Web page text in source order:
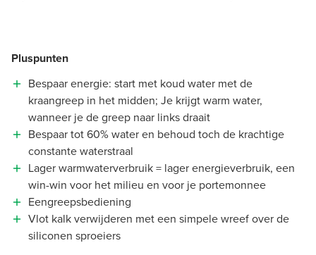
Pluspunten
Bespaar energie: start met koud water met de
kraangreep in het midden; Je krijgt warm water,
wanneer je de greep naar links draait
Bespaar tot 60% water en behoud toch de krachtige
constante waterstraal
Lager warmwaterverbruik = lager energieverbruik, een
win-win voor het milieu en voor je portemonnee
Eengreepsbediening
Vlot kalk verwijderen met een simpele wreef over de
siliconen sproeiers